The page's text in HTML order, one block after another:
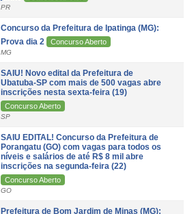
PR
Concurso da Prefeitura de Ipatinga (MG):
Prova dia 2
Concurso Aberto
MG
SAIU! Novo edital da Prefeitura de
Ubatuba-SP com mais de 500 vagas abre
inscrições nesta sexta-feira (19)
Concurso Aberto
SP
SAIU EDITAL! Concurso da Prefeitura de
Porangatu (GO) com vagas para todos os
níveis e salários de até R$ 8 mil abre
inscrições na segunda-feira (22)
Concurso Aberto
GO
Prefeitura de Bom Jardim de Minas (MG):